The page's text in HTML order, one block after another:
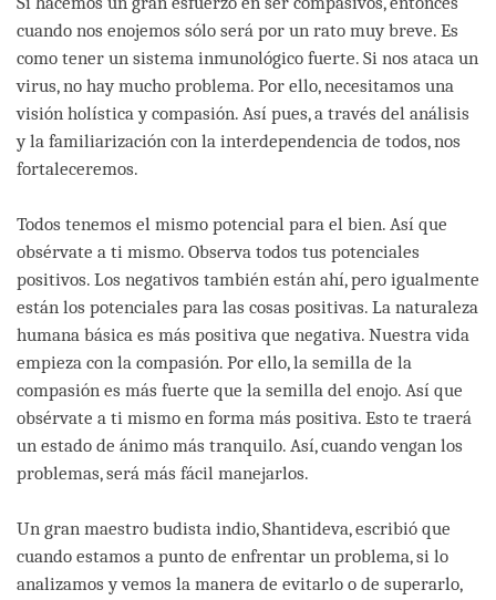
cuando nos enojemos sólo será por un rato muy breve. Es
como tener un sistema inmunológico fuerte. Si nos ataca un
virus, no hay mucho problema. Por ello, necesitamos una
visión holística y compasión. Así pues, a través del análisis
y la familiarización con la interdependencia de todos, nos
fortaleceremos.
Todos tenemos el mismo potencial para el bien. Así que
obsérvate a ti mismo. Observa todos tus potenciales
positivos. Los negativos también están ahí, pero igualmente
están los potenciales para las cosas positivas. La naturaleza
humana básica es más positiva que negativa. Nuestra vida
empieza con la compasión. Por ello, la semilla de la
compasión es más fuerte que la semilla del enojo. Así que
obsérvate a ti mismo en forma más positiva. Esto te traerá
un estado de ánimo más tranquilo. Así, cuando vengan los
problemas, será más fácil manejarlos.
Un gran maestro budista indio, Shantideva, escribió que
cuando estamos a punto de enfrentar un problema, si lo
analizamos y vemos la manera de evitarlo o de superarlo,